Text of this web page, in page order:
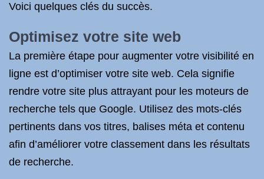
Voici quelques clés du succès.
Optimisez votre site web
La première étape pour augmenter votre visibilité en
ligne est d’optimiser votre site web. Cela signifie
rendre votre site plus attrayant pour les moteurs de
recherche tels que Google. Utilisez des mots-clés
pertinents dans vos titres, balises méta et contenu
afin d’améliorer votre classement dans les résultats
de recherche.